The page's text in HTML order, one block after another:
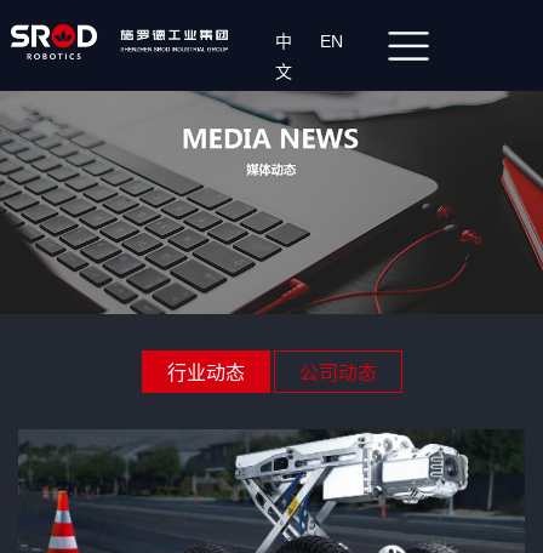
中
文
EN
行业动态 公司动态